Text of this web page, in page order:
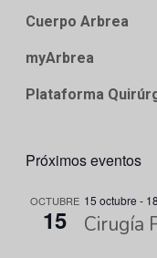
Cuerpo Arbrea
myArbrea
Plataforma
Próximos eventos
OCTUBRE
15
15 octubre -
Cirugía